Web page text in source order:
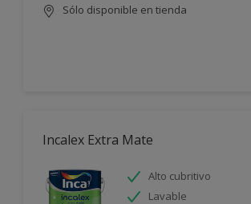
Sólo disponible en tienda
Incalex Extra Mate
Alto cubritivo
Lavable